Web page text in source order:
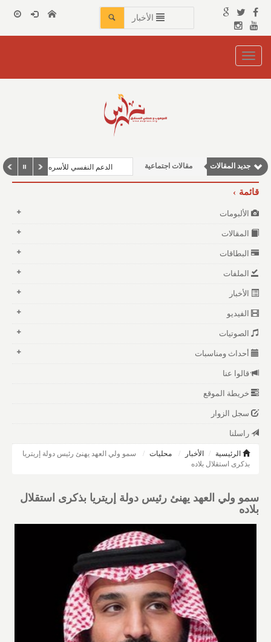
الأخبار
Toggle
navigation
جديد المقالات مقالات اجتماعية الدعم النفسي للأسره
قائمة
الألبومات
المقالات
البطاقات
الملفات
الأخبار
الفيديو
الصوتيات
أحداث ومناسبات
قالوا عنا
خريطة الموقع
سجل الزوار
راسلنا
الرئيسية الأخبار محليات
سمو ولي العهد يهنئ رئيس دولة إريتريا
بذكرى استقلال بلاده
سمو ولي العهد يهنئ رئيس دولة إريتريا بذكرى استقلال
بلاده